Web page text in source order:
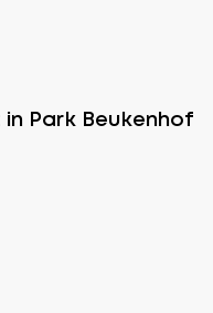
Park Beukenhof